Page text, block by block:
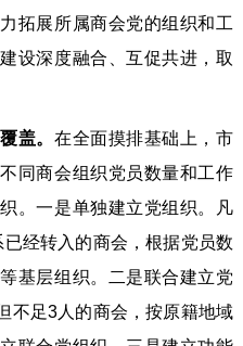
拓展所属商会党的组织和工
设深度融合、互促共进，取
盖。 在全面摸排基础上，市
同商会组织党员数量和工作
。一是单独建立党组织。凡
经转入的商会，根据党员数
基层组织。二是联合建立党
不足3人的商会，按原籍地域